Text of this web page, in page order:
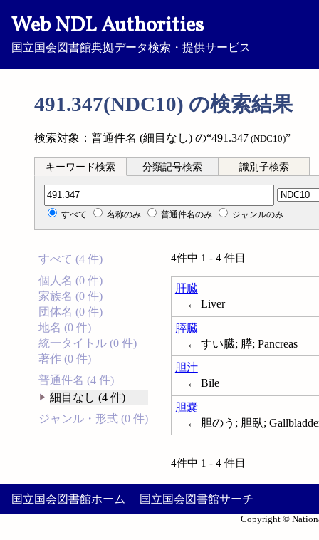
Web NDL Authorities
国立国会図書館典拠データ検索・提供サービス
491.347(NDC10) の検索結果
検索対象：普通件名 (細目なし) の“491.347 (NDC10)”
キーワード検索 分類記号検索 識別子検索
分類記号検索
すべて 名称のみ 普通件名のみ ジャンルのみ
すべて (4 件)
個人名 (0 件)
家族名 (0 件)
団体名 (0 件)
地名 (0 件)
統一タイトル (0 件)
著作 (0 件)
普通件名 (4 件)
細目なし (4 件)
ジャンル・形式 (0 件)
4件中 1 - 4 件目
肝臓
← Liver
膵臓
← すい臓; 膵; Pancreas
胆汁
← Bile
胆嚢
← 胆のう; 胆臥;
4件中 1 - 4 件目
国立国会図書館ホーム 国立国会図書館サーチ
Copyright ©